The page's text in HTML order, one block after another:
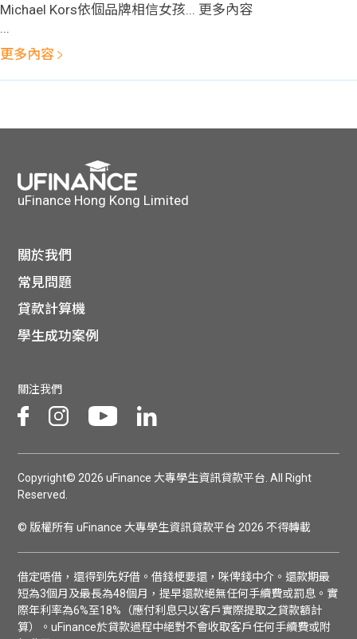
101
Michael Kors依個品牌相信女孩... 更多內容
...
更多內容
uFinance Hong Kong Limited
關於我們
常見問題
貸款計算機
學生成功案例
關注我們
Copyright© 2026 uFinance 大專學生資訊貸款平台. All Right
Reserved.
© 版權所有 uFinance 大專學生資訊貸款平台 2026 不得轉載
借定唔借，還得到先好借。借錢梗要還，咪俾錢中介。還款期最
短為3個月及最長為48個月，提早還款絕無任何手續費或罰息。實
際年利率為6%至18%（應付利息只以客戶實際提取之貸款額計
算）。uFinance於貸款過程中絕對不會收取客戶任何手續費或附